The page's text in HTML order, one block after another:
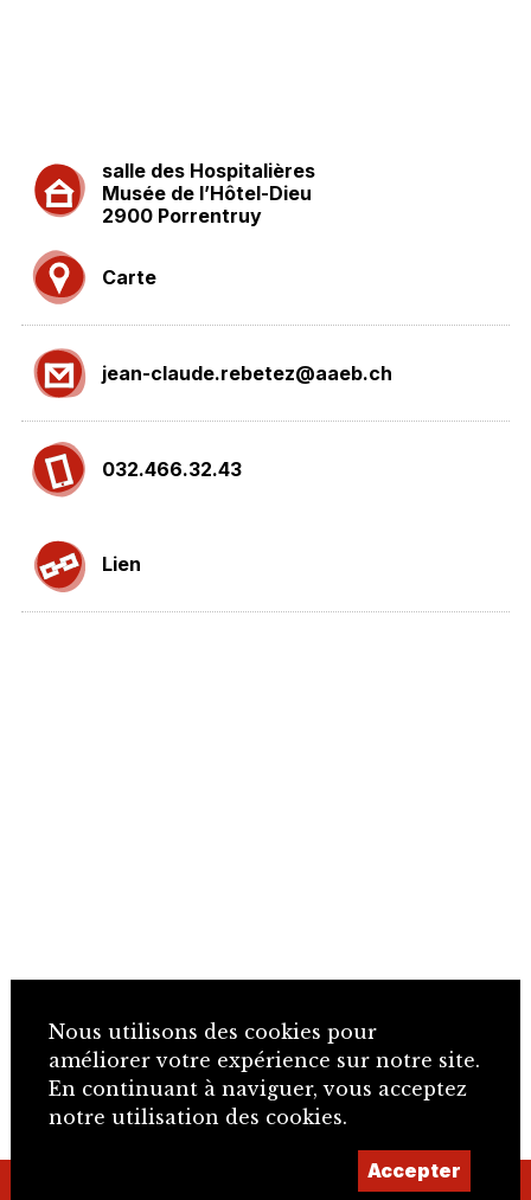
salle des Hospitalières
Musée de l’Hôtel-Dieu
2900 Porrentruy
Carte
jean-claude.rebetez@aaeb.ch
032.466.32.43
Lien
Nous utilisons des cookies pour
améliorer votre expérience sur notre site.
En continuant à naviguer, vous acceptez
notre utilisation des cookies.
Accepter